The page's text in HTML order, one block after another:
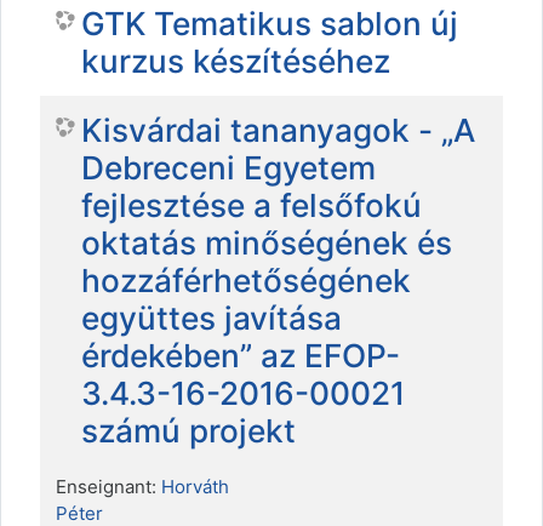
GTK Tematikus sablon új
kurzus készítéséhez
Kisvárdai tananyagok - „A
Debreceni Egyetem
fejlesztése a felsőfokú
oktatás minőségének és
hozzáférhetőségének
együttes javítása
érdekében” az EFOP-
3.4.3-16-2016-00021
számú projekt
Enseignant: Horváth
Péter